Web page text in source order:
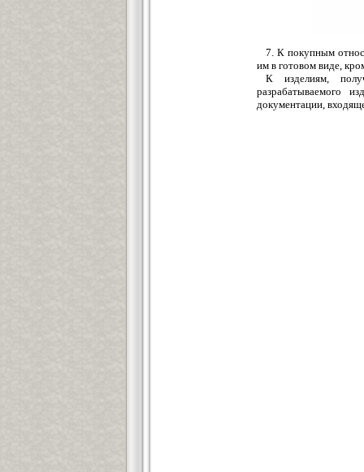
7. К покупным
им в готовом виде,
К изделиям,
разрабатываемого
документации,